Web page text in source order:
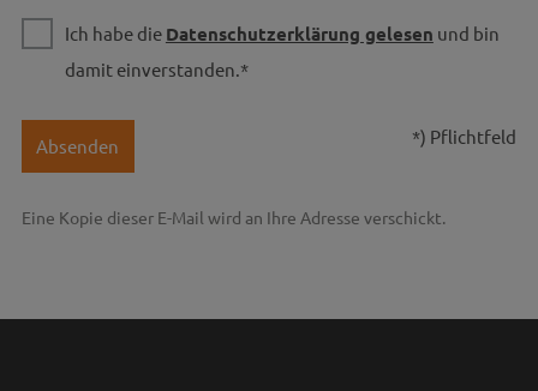
Ich habe die Datenschutzerklärung gelesen und bin
damit einverstanden.*
Absenden *) Pflichtfeld
Eine Kopie dieser E-Mail wird an Ihre Adresse verschickt.